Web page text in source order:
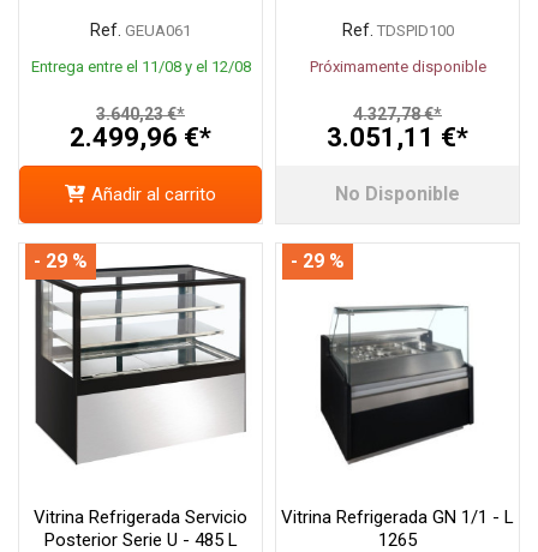
Ref. GEUA061
Entrega entre el 11/08 y el 12/08
3.640,23 €*
2.499,96 €*
Añadir al carrito
Ref. TDSPID100
Próximamente disponible
4.327,78 €*
3.051,11 €*
No Disponible
Vitrina Refrigerada Servicio
Posterior Serie U - 485 L
- 29 %
Vitrina Refrigerada GN 1/1 - L
1265
- 29 %